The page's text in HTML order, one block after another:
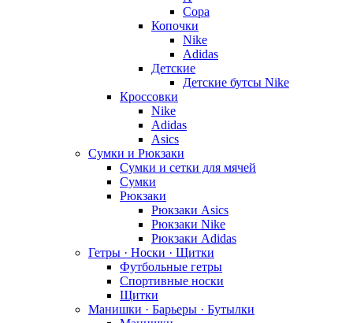
Copa
Копочки
Nike
Adidas
Детские
Детские бутсы Nike
Кроссовки
Nike
Adidas
Asics
Сумки и Рюкзаки
Сумки и сетки для мячей
Сумки
Рюкзаки
Рюкзаки Asics
Рюкзаки Nike
Рюкзаки Adidas
Гетры · Носки · Щитки
Футбольные гетры
Спортивные носки
Щитки
Манишки · Барьеры · Бутылки